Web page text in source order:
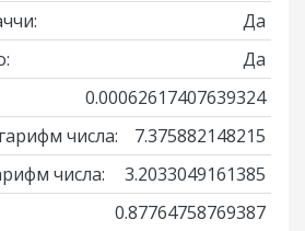
Да
Да
0.00062617407639324
числа:
7.375882148215
числа:
3.2033049161385
0.87764758769387